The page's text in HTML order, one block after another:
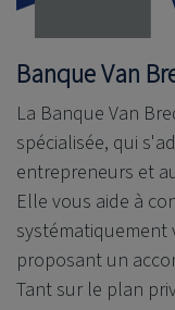
Banque Van
La Banque Van
spécialisée, qui
entrepreneurs et
Elle vous aide à
proposant un
Tant sur le plan